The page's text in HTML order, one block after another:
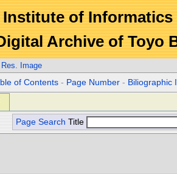
of
Archive of Toyo
Image
of Contents - Page Number - Biliographic
Page Search Title